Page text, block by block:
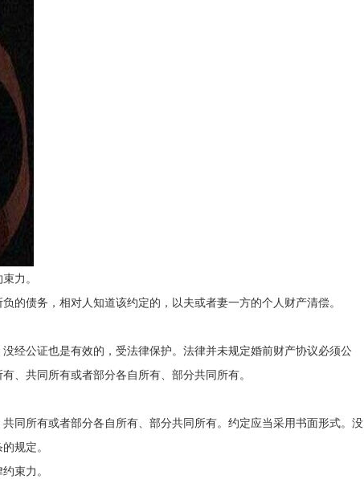
力。
的债务，相对人知道该约定的，以夫或者妻一方的个人财产清偿。
经公证也是有效的，受法律保护。法律并未规定婚前财产协议必须公
、共同所有或者部分各自所有、部分共同所有。
同所有或者部分各自所有、部分共同所有。约定应当采用书面形式。没
规定。
束力。